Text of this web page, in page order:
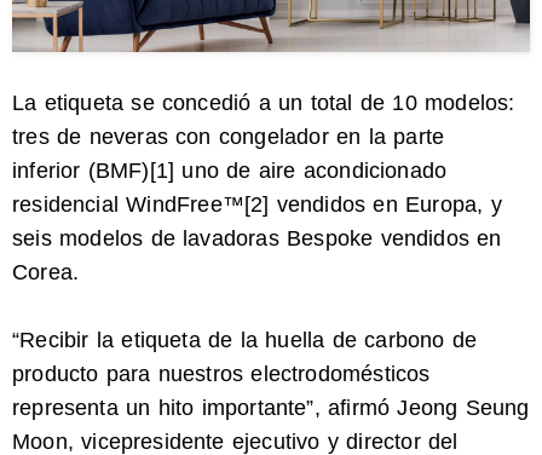
La etiqueta se concedió a un total de 10 modelos:
tres de neveras con congelador en la parte
inferior (BMF)[1] uno de aire acondicionado
residencial WindFree™[2] vendidos en Europa, y
seis modelos de lavadoras Bespoke vendidos en
Corea.
“Recibir la etiqueta de la huella de carbono de
producto para nuestros electrodomésticos
representa un hito importante”, afirmó Jeong Seung
Moon, vicepresidente ejecutivo y director del